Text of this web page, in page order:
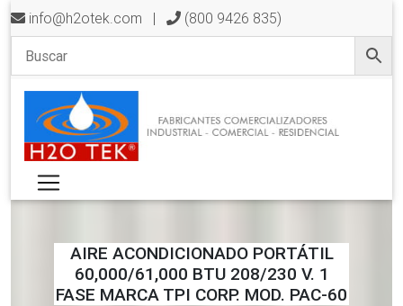
info@h2otek.com | (800 9426 835)
AIRE ACONDICIONADO PORTÁTIL
60,000/61,000 BTU 208/230 V. 1
FASE MARCA TPI CORP. MOD. PAC-60